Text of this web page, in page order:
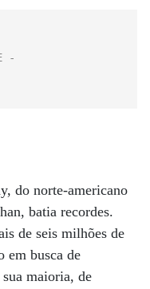
do norte-americano
batia recordes.
de seis milhões de
em busca de
maioria, de